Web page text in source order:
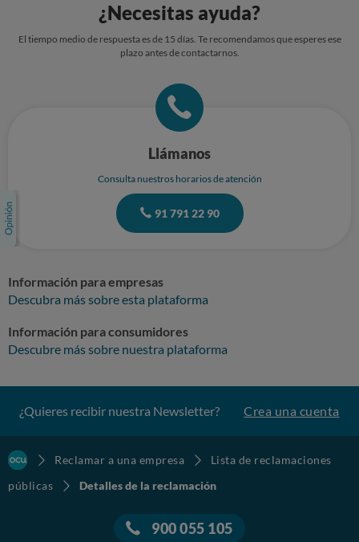
¿Necesitas ayuda?
El tiempo medio de respuesta es de 15 días. Te recomendamos que esperes ese
plazo antes de contactarnos.
Llámanos
Consulta nuestros horarios de atención
91 791 22 90
Información para empresas
Descubra más sobre esta plataforma
Información para consumidores
Descubre más sobre nuestra plataforma
¿Quieres recibir nuestra Newsletter? Crea una cuenta
Reclamar a una empresa
Lista de reclamaciones
públicas
Detalles de la reclamación
900 055 105